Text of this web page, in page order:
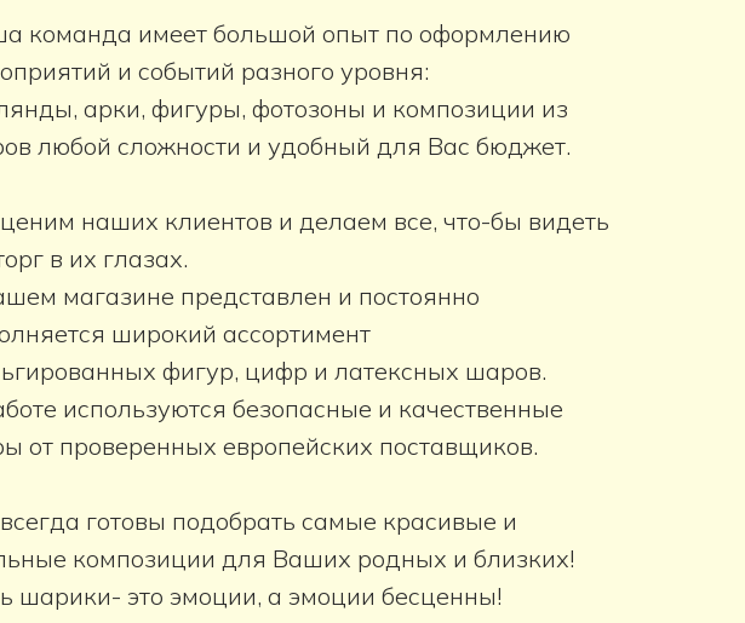
команда имеет большой опыт по оформлению
и событий разного уровня:
арки, фигуры, фотозоны и композиции из
любой сложности и удобный для Вас бюджет.
наших клиентов и делаем все, что-бы видеть
в их глазах.
магазине представлен и постоянно
широкий ассортимент
фигур, цифр и латексных шаров.
используются безопасные и качественные
от проверенных европейских поставщиков.
готовы подобрать самые красивые и
композиции для Ваших родных и близких!
шарики- это эмоции, а эмоции бесценны!